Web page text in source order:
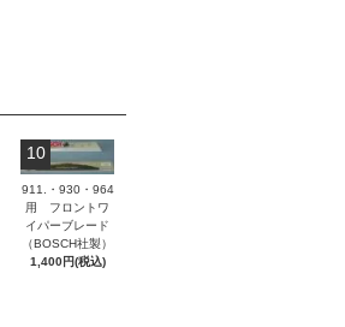
10
911.・930・964
用 フロントワ
イパーブレード
（BOSCH社製）
1,400円(税込)